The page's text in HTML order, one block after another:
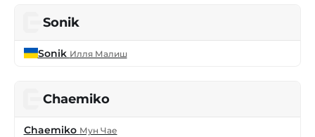
Sonik
Sonik Илля Малиш
Chaemiko
Chaemiko Мун Чае